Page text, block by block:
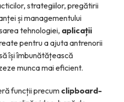
strategiilor, pregătirii
și managementului
tehnologiei, aplicații
pentru a ajuta antrenorii
își îmbunătățească
munca mai eficient.
funcții precum clipboard-